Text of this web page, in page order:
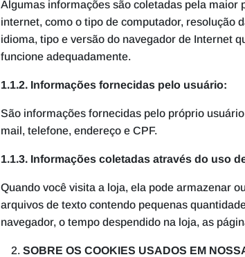
Algumas informações são coletadas pela maior
internet, como o tipo de computador, resolução
idioma, tipo e versão do navegador de Internet
funcione adequadamente.
1.1.2. Informações fornecidas pelo usuário:
São informações fornecidas pelo próprio
mail, telefone, endereço e CPF.
1.1.3. Informações coletadas através do uso
Quando você visita a loja, ela pode armazenar
arquivos de texto contendo pequenas
navegador, o tempo despendido na loja, as
SOBRE OS COOKIES USADOS EM